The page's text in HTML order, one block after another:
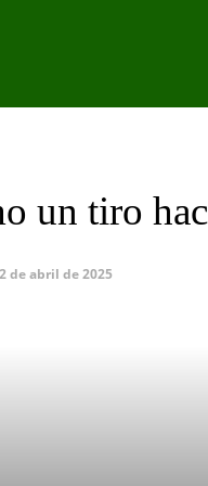
un tiro
de abril de 2025